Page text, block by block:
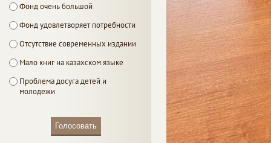
Фонд очень большой
Фонд удовлетворяет потребности
Отсутствие современных издании
Мало книг на казахском языке
Проблема досуга детей и
молодежи
Голосовать